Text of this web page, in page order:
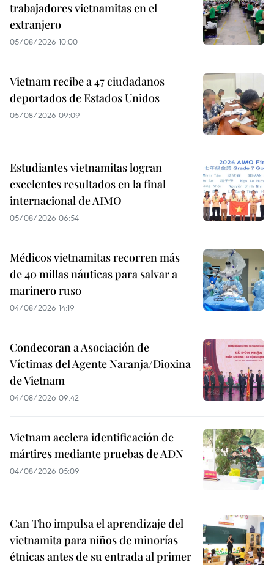
trabajadores vietnamitas en el
extranjero
05/08/2026 10:00
Vietnam recibe a 47 ciudadanos
deportados de Estados Unidos
05/08/2026 09:09
Estudiantes vietnamitas logran
excelentes resultados en la final
internacional de AIMO
05/08/2026 06:54
Médicos vietnamitas recorren más
de 40 millas náuticas para salvar a
marinero ruso
04/08/2026 14:19
Condecoran a Asociación de
Víctimas del Agente Naranja/Dioxina
de Vietnam
04/08/2026 09:42
Vietnam acelera identificación de
mártires mediante pruebas de ADN
04/08/2026 05:09
Can Tho impulsa el aprendizaje del
vietnamita para niños de minorías
étnicas antes de su entrada al primer